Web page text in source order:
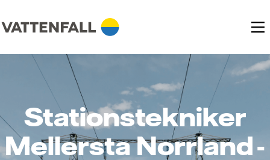
Stationstekniker
Mellersta Norrland -